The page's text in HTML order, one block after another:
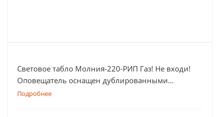
Световое табло Молния-220-РИП Газ! Не входи!
Оповещатель оснащен дублированными
клеммами
Подробнее